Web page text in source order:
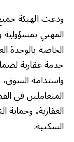
ودعت الهيئة
المهني
الخاصة بالوحدة
خدمة عقارية
واستدامة
المتعاملين في
العقارية، وحماية
السكنية.